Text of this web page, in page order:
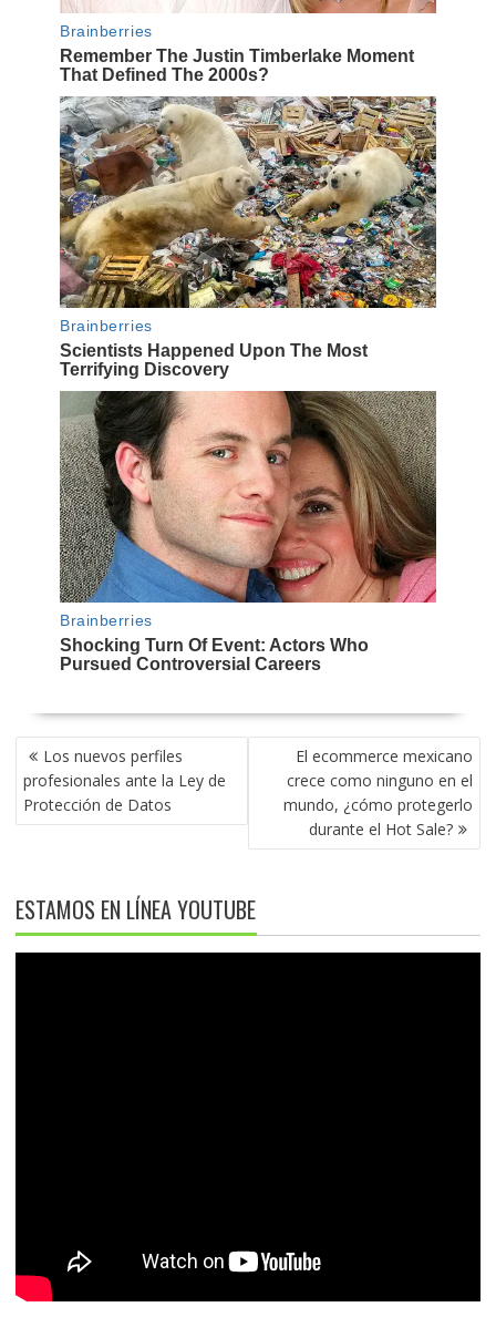
NAVEGACIÓN
DE
ENTRADAS
Los nuevos perfiles
profesionales ante la Ley de
Protección de Datos
El ecommerce mexicano
crece como ninguno en el
mundo, ¿cómo protegerlo
durante el Hot Sale?
ESTAMOS EN LÍNEA YOUTUBE